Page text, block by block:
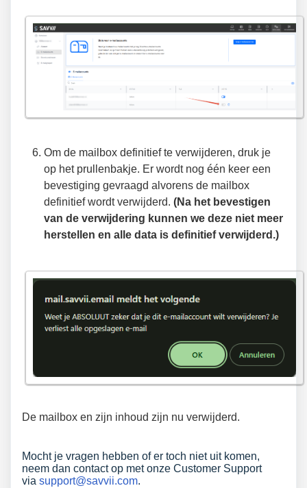
Om de mailbox definitief te verwijderen, druk je
op het prullenbakje. Er wordt nog één keer een
bevestiging gevraagd alvorens de mailbox
definitief wordt verwijderd. (Na het bevestigen
van de verwijdering kunnen we deze niet meer
herstellen en alle data is definitief verwijderd.)
De mailbox en zijn inhoud zijn nu verwijderd.
Mocht je vragen hebben of er toch niet uit komen,
neem dan contact op met onze Customer Support
via support@savvii.com.